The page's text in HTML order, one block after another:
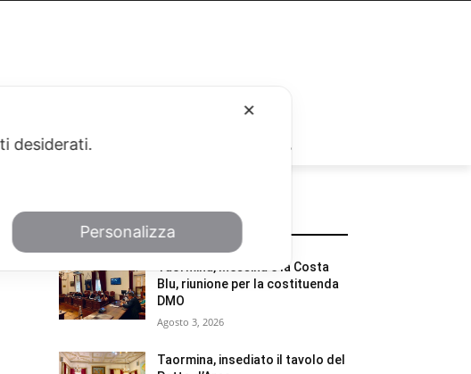
TN24TV
POTREBBE INTERESSARTI
Taormina, Messina e la Costa
Blu, riunione per la costituenda
DMO
Agosto 3, 2026
Taormina, insediato il tavolo del
✕
desiderati.
Personalizza